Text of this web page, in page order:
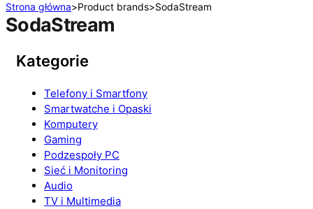
Strona główna>Product brands>SodaStream
SodaStream
Kategorie
Telefony i Smartfony
Smartwatche i Opaski
Komputery
Gaming
Podzespoły PC
Sieć i Monitoring
Audio
TV i Multimedia